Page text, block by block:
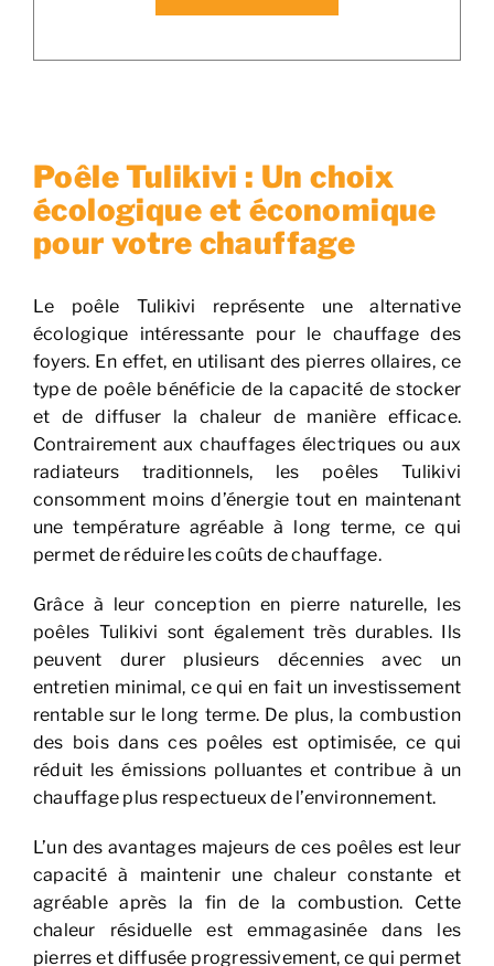
Poêle Tulikivi : Un choix
écologique et économique
pour votre chauffage
Le poêle Tulikivi représente une alternative
écologique intéressante pour le chauffage des
foyers. En effet, en utilisant des pierres ollaires, ce
type de poêle bénéficie de la capacité de stocker
et de diffuser la chaleur de manière efficace.
Contrairement aux chauffages électriques ou aux
radiateurs traditionnels, les poêles Tulikivi
consomment moins d’énergie tout en maintenant
une température agréable à long terme, ce qui
permet de réduire les coûts de chauffage.
Grâce à leur conception en pierre naturelle, les
poêles Tulikivi sont également très durables. Ils
peuvent durer plusieurs décennies avec un
entretien minimal, ce qui en fait un investissement
rentable sur le long terme. De plus, la combustion
des bois dans ces poêles est optimisée, ce qui
réduit les émissions polluantes et contribue à un
chauffage plus respectueux de l’environnement.
L’un des avantages majeurs de ces poêles est leur
capacité à maintenir une chaleur constante et
agréable après la fin de la combustion. Cette
chaleur résiduelle est emmagasinée dans les
pierres et diffusée progressivement, ce qui permet